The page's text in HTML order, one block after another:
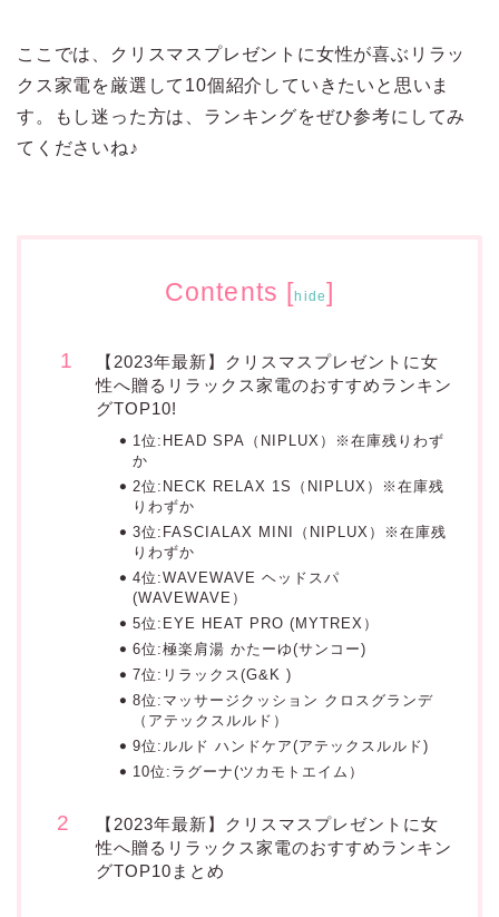
ここでは、クリスマスプレゼントに女性が喜ぶリラッ
クス家電を厳選して10個紹介していきたいと思いま
す。もし迷った方は、ランキングをぜひ参考にしてみ
てくださいね♪
Contents [hide]
【2023年最新】クリスマスプレゼントに女
性へ贈るリラックス家電のおすすめランキン
グTOP10!
1位:HEAD SPA（NIPLUX）※在庫残りわず
か
2位:NECK RELAX 1S（NIPLUX）※在庫残
りわずか
3位:FASCIALAX MINI（NIPLUX）※在庫残
りわずか
4位:WAVEWAVE ヘッドスパ
(WAVEWAVE）
5位:EYE HEAT PRO (MYTREX）
6位:極楽肩湯 かたーゆ(サンコー)
7位:リラックス(G&K )
8位:マッサージクッション クロスグランデ
（アテックスルルド）
9位:ルルド ハンドケア(アテックスルルド)
10位:ラグーナ(ツカモトエイム）
【2023年最新】クリスマスプレゼントに女
性へ贈るリラックス家電のおすすめランキン
グTOP10まとめ